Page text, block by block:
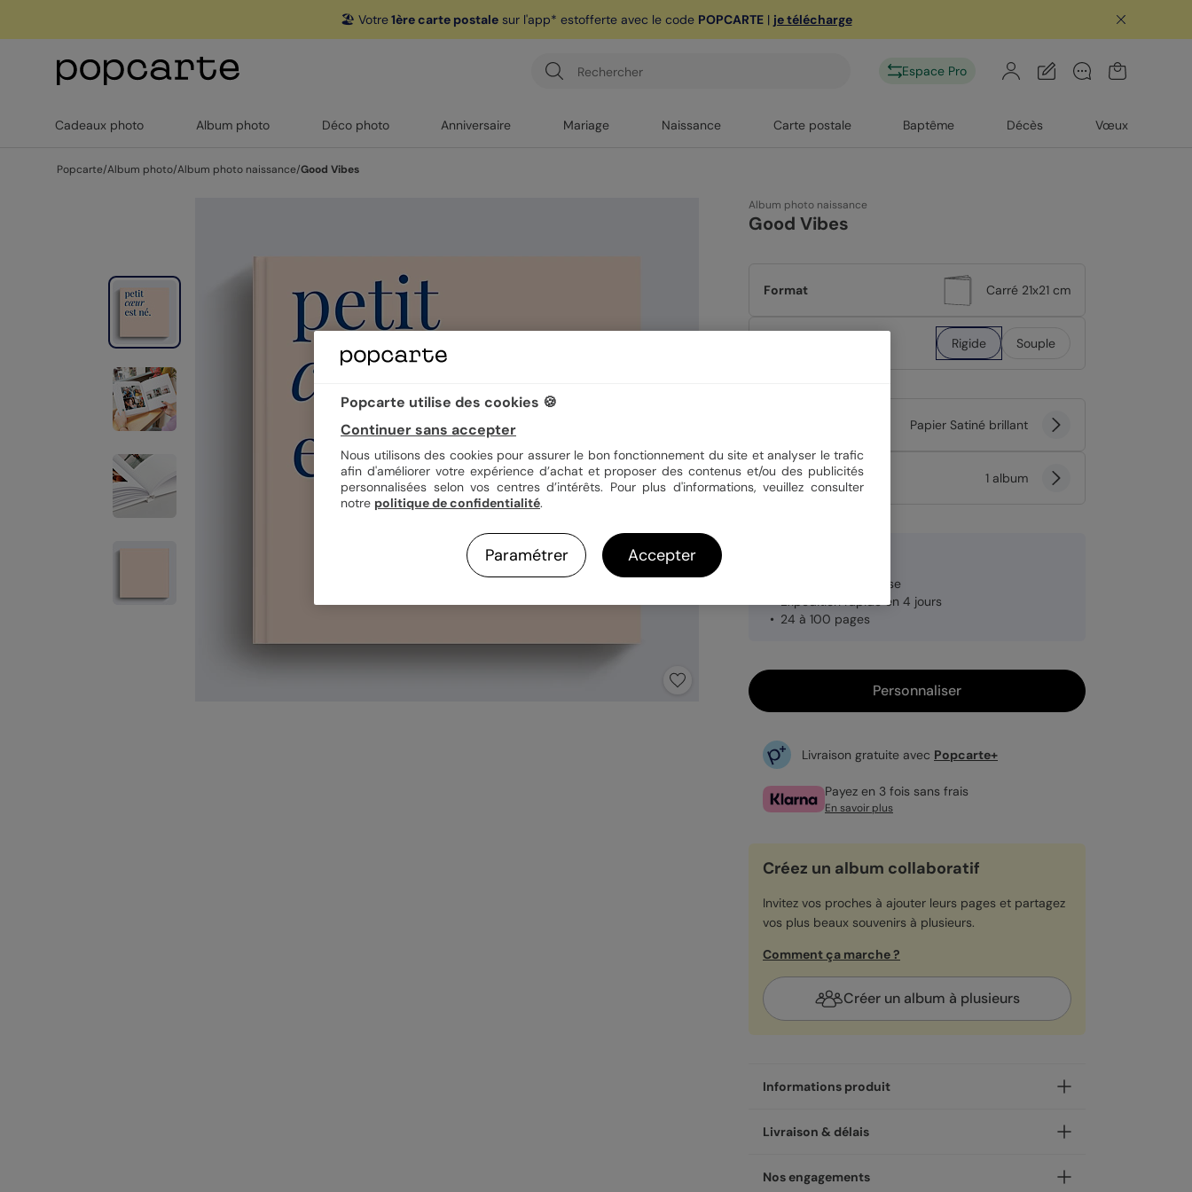
🏖️ Votre1ère carte postalesur l'app* estofferte avec le code POPCARTE| je télécharge
Espace Pro
Cadeaux photo Album photo Déco photo Anniversaire Mariage Naissance Carte postale Baptême Décès Vœux
Popcarte/Album photo/Album photo naissance/Good Vibes
Album photo naissance
Good Vibes
Format Carré 21x21 cm
Rigide Souple
Papier Satiné brillant
Quantité 1 album
Fabrication française
Expédition rapide en 4 jours
24 à 100 pages
Personnaliser
Livraison gratuite avec Popcarte+
Payez en 3 fois sans frais
En savoir plus
Créez un album collaboratif
Invitez vos proches à ajouter leurs pages et partagez
vos plus beaux souvenirs à plusieurs.
Comment ça marche ?
Créer un album à plusieurs
Informations produit
Il y a les souvenirs qu'on garde pour soi, et ceux qu'on
entièrement personnalisables pour rassembler vos
Livraison & délais
Livré avec amour !
Nos engagements
Popcarte utilise des cookies 🍪
Continuer sans accepter
Nous utilisons des cookies pour assurer le bon fonctionnement du site et analyser le trafic
afin d'améliorer votre expérience d’achat et proposer des contenus et/ou des publicités
personnalisées selon vos centres d’intérêts. Pour plus d'informations, veuillez consulter
notre politique de confidentialité.
Paramétrer Accepter